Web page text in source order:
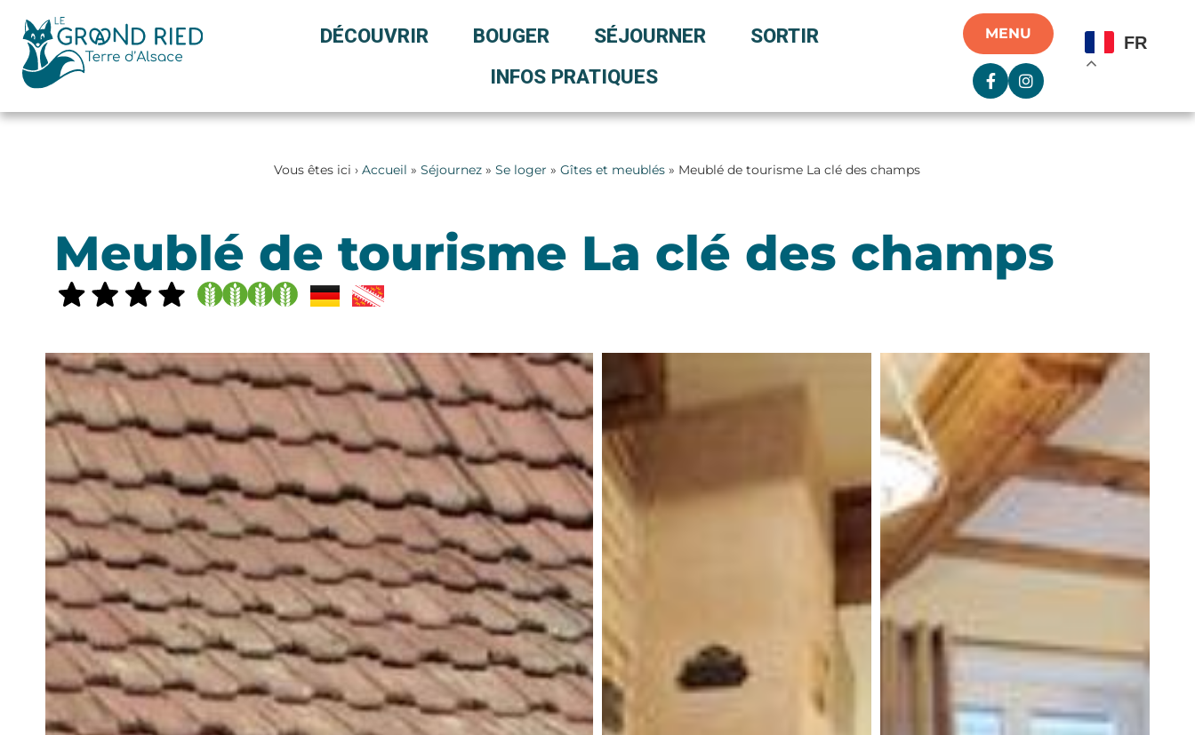
DÉCOUVRIR BOUGER SÉJOURNER
SORTIR
INFOS PRATIQUES
MENU FR
Vous êtes ici ›Accueil »Séjournez »Se loger »Gîtes et meublés » Meublé de tourisme La clé des champs
Meublé de tourisme La clé des champs